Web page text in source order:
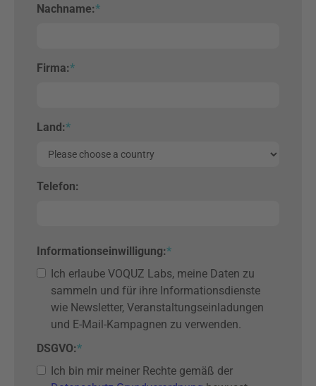
Nachname:*
Firma:*
Land:*
Telefon:
Informationseinwilligung:*
Ich erlaube VOQUZ Labs, meine Daten zu
sammeln und für ihre Informationsdienste
wie Newsletter, Veranstaltungseinladungen
und E-Mail-Kampagnen zu verwenden.
DSGVO:*
Ich bin mir meiner Rechte gemäß der